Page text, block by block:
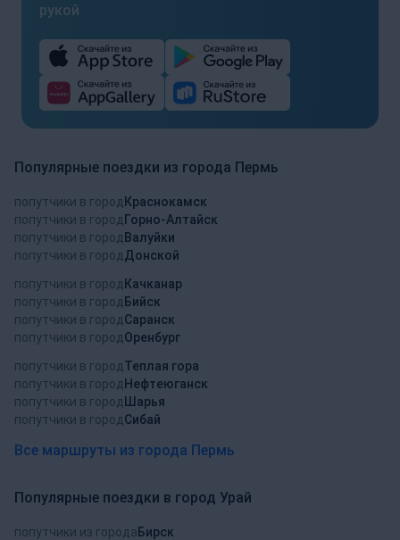
рукой
Популярные поездки из города Пермь
попутчики в город Краснокамск
попутчики в город Горно-Алтайск
попутчики в город Валуйки
попутчики в город Донской
попутчики в город Качканар
попутчики в город Бийск
попутчики в городСаранск
попутчики в городОренбург
попутчики в городТеплая гора
попутчики в город Нефтеюганск
попутчики в город
Шарья
попутчики в городСибай
Все маршруты из города Пермь
Популярные поездки в город Урай
попутчики из города Бирск